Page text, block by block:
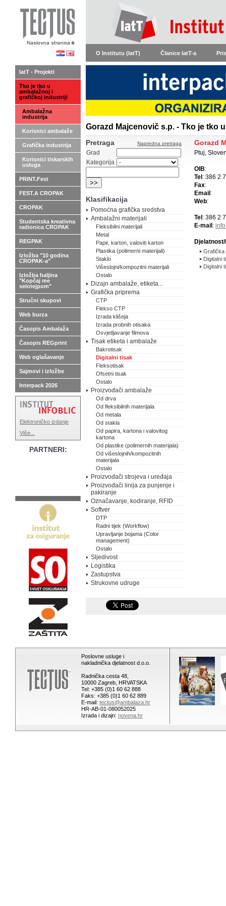
O Institutu (IatT) Članice IatT-a
Gorazd Majcenovič s.p. - Tko je tko
Napredna pretraga
Pretraga
Grad
Kategorija
Klasifikacija
Pomoćna grafička sredstva
Ambalažni materijali
Fleksibilni materijali
Metal
Papir, karton, valoviti karton
Plastika (polimerni materijali)
Staklo
Višeslojni/kompozitni materijali
Ostalo
Dizajn ambalaže, etiketa...
Grafička priprema
CTP
Flekso CTP
Izrada klišeja
Izrada probnih otisaka
Osvjetljavanje filmova
Tisak etiketa i ambalaže
Bakrotisak
Digitalni tisak
Fleksotisak
Ofsetni tisak
Ostalo
Proizvođači ambalaže
Od drva
Od fleksibilnih materijala
Od metala
Od stakla
Od papira, kartona i valovitog
kartona
Od plastike (polimernih materijala)
Od višeslojnih/kompozitnih
materijala
Ostalo
Proizvođači strojeva i uređaja
Proizvođači linija za punjenje i
pakiranje
Označavanje, kodiranje, RFID
Softver
DTP
Radni tijek (Workflow)
Upravljanje bojama (Color
management)
Ostalo
Sljedivost
Logistika
Zastupstva
Strukovne udruge
Gorazd
Ptuj,
OIB:
Tel : 386 2
Fax:
Email :
Web:
Tel : 386 2
E-mail :
Djelatnost/i
Grafička
Digitalni
Digitalni
IatT - Projekti
Tko je tko u
ambalažnoj i
grafičkoj industriji
Ambalažna
industrija
Korisnici ambalaže
Grafička industrija
Korisnici tiskarskih
usluga
PRINT.Fest
FEST.A CROPAK
CROPAK
Studentska kreativna
radionica CROPAK
REGPAK
Izložba "10 godina
CROPAK-a"
Izložba haljina
"Kopčaj me
selotejpom"
Stručni skupovi
Web burza
Časopis Ambalaža
Časopis REGprint
Web oglašavanje
Sajmovi i izložbe
Interpack 2026
Elektroničko izdanje
Više...
PARTNERI:
Poslovne usluge i
nakladnička djelatnost d.o.o.
Radnička cesta 48,
10000 Zagreb, HRVATSKA
Tel: +385 (0)1 60 62 888
Faks: +385 (0)1 60 62 889
E-mail: tectus@ambalaza.hr
HR-AB-01-080052025
Izrada i dizajn: novena.hr